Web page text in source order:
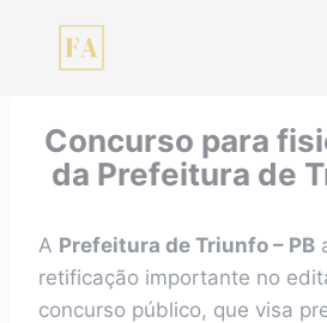
Concurso para
da Prefeitura de
A Prefeitura de Triunfo – PB
retificação importante no
concurso público, que visa